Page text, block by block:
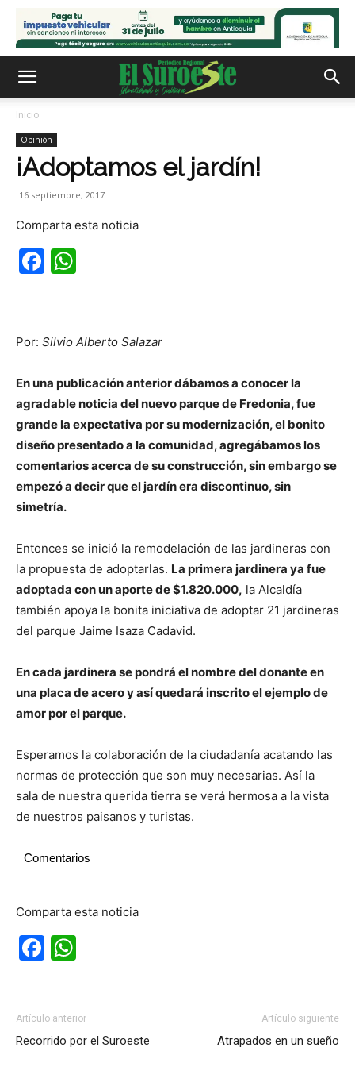
Inicio
Opinión
¡Adoptamos el jardín!
16 septiembre, 2017
Comparta esta noticia
Facebook
Por: Silvio Alberto Salazar
En una publicación anterior dábamos a conocer la
agradable noticia del nuevo parque de Fredonia, fue
grande la expectativa por su modernización, el bonito
diseño presentado a la comunidad, agregábamos los
comentarios acerca de su construcción, sin embargo se
empezó a decir que el jardín era discontinuo, sin
simetría.
Entonces se inició la remodelación de las jardineras con
la propuesta de adoptarlas. La primera jardinera ya fue
adoptada con un aporte de $1.820.000, la Alcaldía
también apoya la bonita iniciativa de adoptar 21 jardineras
del parque Jaime Isaza Cadavid.
En cada jardinera se pondrá el nombre del donante en
una placa de acero y así quedará inscrito el ejemplo de
amor por el parque.
Esperamos la colaboración de la ciudadanía acatando las
normas de protección que son muy necesarias. Así la
sala de nuestra querida tierra se verá hermosa a la vista
de nuestros paisanos y turistas.
Comentarios
Comparta esta noticia
Facebook
Artículo anterior
Recorrido por el Suroeste
Artículo siguiente
Atrapados en un sueño